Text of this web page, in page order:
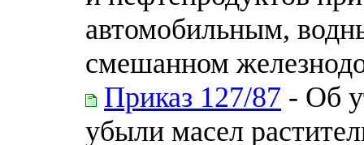
автомобильным,
смешанном
Приказ 127/87 - Об
убыли масел